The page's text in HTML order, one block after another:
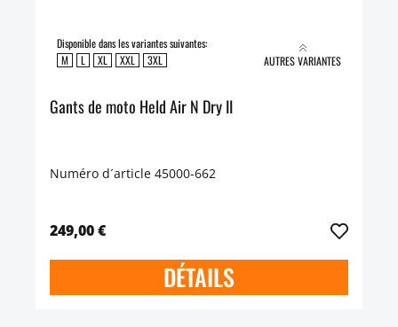
Disponible dans les variantes suivantes:
M
L XL XXL 3XL AUTRES VARIANTES
Gants de moto Held Air N Dry II
Numéro d´article 45000-662
249,00 €
DÉTAILS